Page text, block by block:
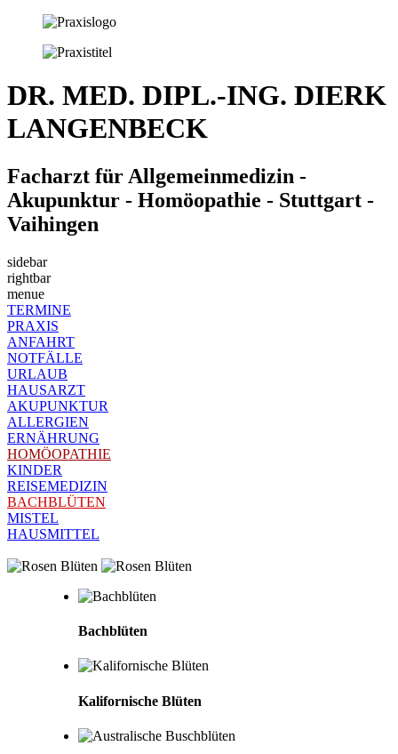
DR. MED. DIPL.-ING. DIERK
LANGENBECK
Facharzt für Allgemeinmedizin -
Akupunktur - Homöopathie - Stuttgart -
Vaihingen
sidebar
rightbar
menue
TERMINE
PRAXIS
ANFAHRT
NOTFÄLLE
URLAUB
HAUSARZT
AKUPUNKTUR
ALLERGIEN
ERNÄHRUNG
HOMÖOPATHIE
KINDER
REISEMEDIZIN
BACHBLÜTEN
MISTEL
HAUSMITTEL
Bachblüten
Kalifornische Blüten